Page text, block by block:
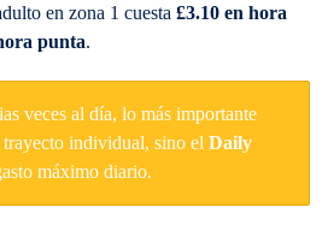
en zona 1 cuesta £3.10 en hora
punta.
veces al día, lo más importante
individual, sino el Daily
máximo diario.